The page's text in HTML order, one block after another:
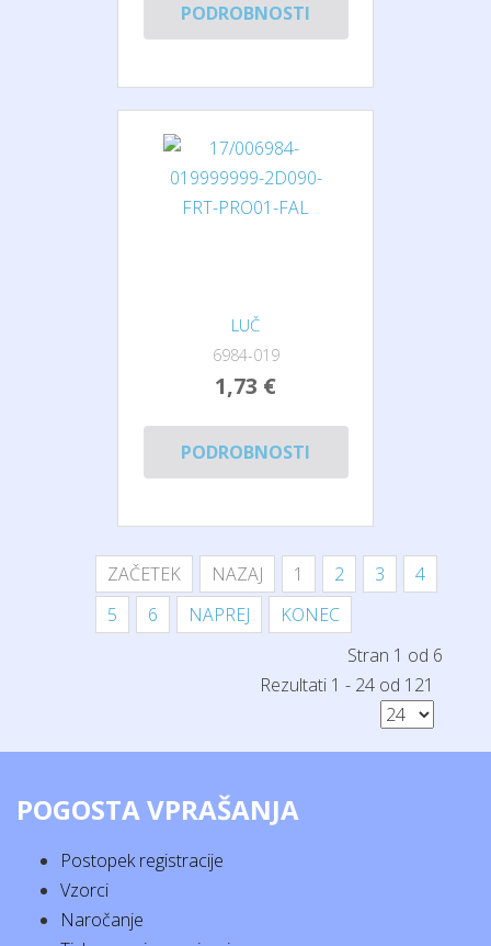
PODROBNOSTI
LUČ
6984-019
1,73 €
PODROBNOSTI
ZAČETEK NAZAJ 1 2 3
4
5
6 NAPREJ
KONEC
Stran 1 od 6
Rezultati 1 - 24 od 121
POGOSTA VPRAŠANJA
Postopek registracije
Vzorci
Naročanje